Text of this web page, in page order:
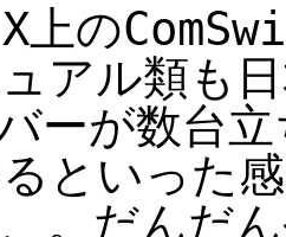
上の
アル類も
ーが数台立
といった
。だんだ